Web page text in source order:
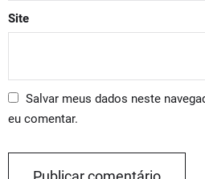
Site
Salvar meus dados neste
eu comentar.